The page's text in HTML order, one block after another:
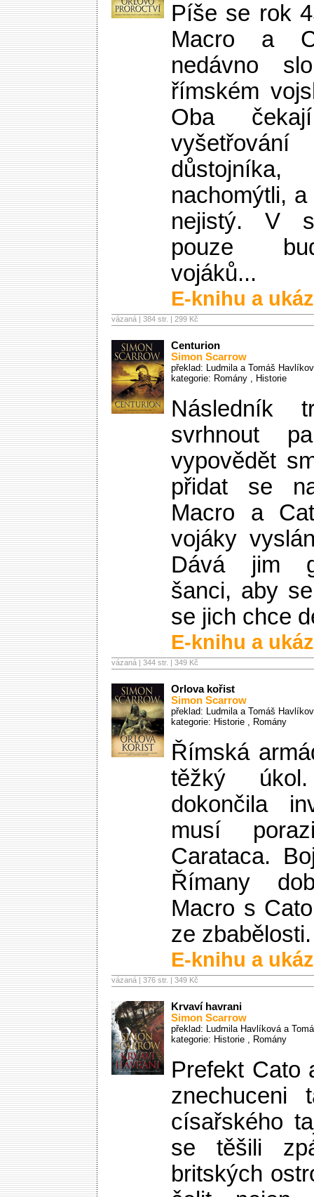
Píše se rok
Macro a
nedávno
římském
Oba
nachomýtli,
nejistý. V
pouze
vojáků...
E-knihu a
vázaná | 384 str. | 299 Kč
Centurion
Simon Scarrow
překlad: Ludmila a Tomáš
kategorie: Romány , Historie
Následník
svrhnout
vypovědět
přidat se
Macro a
vojáky
Dává jim
šanci, aby
se jich chce
E-knihu a
vázaná | 344 str. | 349 Kč
Orlova kořist
Simon Scarrow
překlad: Ludmila a Tomáš
kategorie: Historie , Romány
Římská
těžký
dokončila
musí
Carataca.
Římany
Macro s
ze zbabělosti.
E-knihu a
vázaná | 376 str. | 349 Kč
Krvaví havrani
Simon Scarrow
překlad: Ludmila Havlíková a
kategorie: Historie , Romány
Prefekt Cato
znechuceni
císařského
se těšili
britských